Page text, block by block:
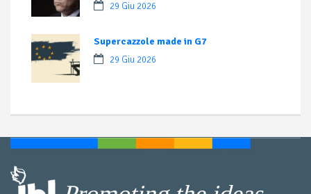
29 Giu 2026
Supercazzole made in G7
29 Giu 2026